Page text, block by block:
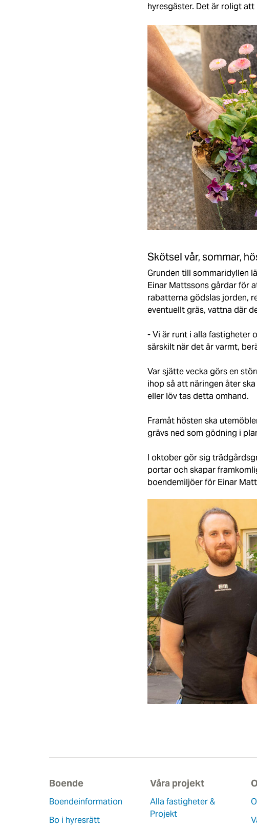
hyresgäster. Det är roligt att
Skötsel vår, sommar,
Grunden till sommaridyllen
Einar Mattssons gårdar för
rabatterna gödslas jorden,
eventuellt gräs, vattna där
- Vi är runt i alla fastigheter
särskilt när det är varmt,
Var sjätte vecka görs en
ihop så att näringen åter
eller löv tas detta omhand.
Framåt hösten ska
grävs ned som gödning i
I oktober gör sig
portar och skapar
boendemiljöer för Einar
Boende
Boendeinformation
Bo i hyresrätt
Våra projekt
Alla fastigheter &
Projekt